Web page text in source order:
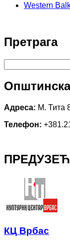
Western
Претрага
Адреса: М. Тита
Телефон:
КЦ Врбас